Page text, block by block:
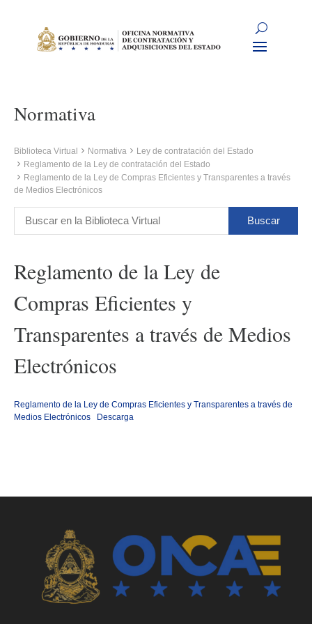
Normativa
Biblioteca Virtual Normativa
Ley de contratación del Estado
Reglamento de la Ley de contratación del Estado
Reglamento de la Ley de Compras Eficientes y Transparentes a través
de Medios Electrónicos
Reglamento de la Ley de
Compras Eficientes y
Transparentes a través de Medios
Electrónicos
Reglamento de la Ley de Compras Eficientes y Transparentes a través de
Medios Electrónicos
Descarga